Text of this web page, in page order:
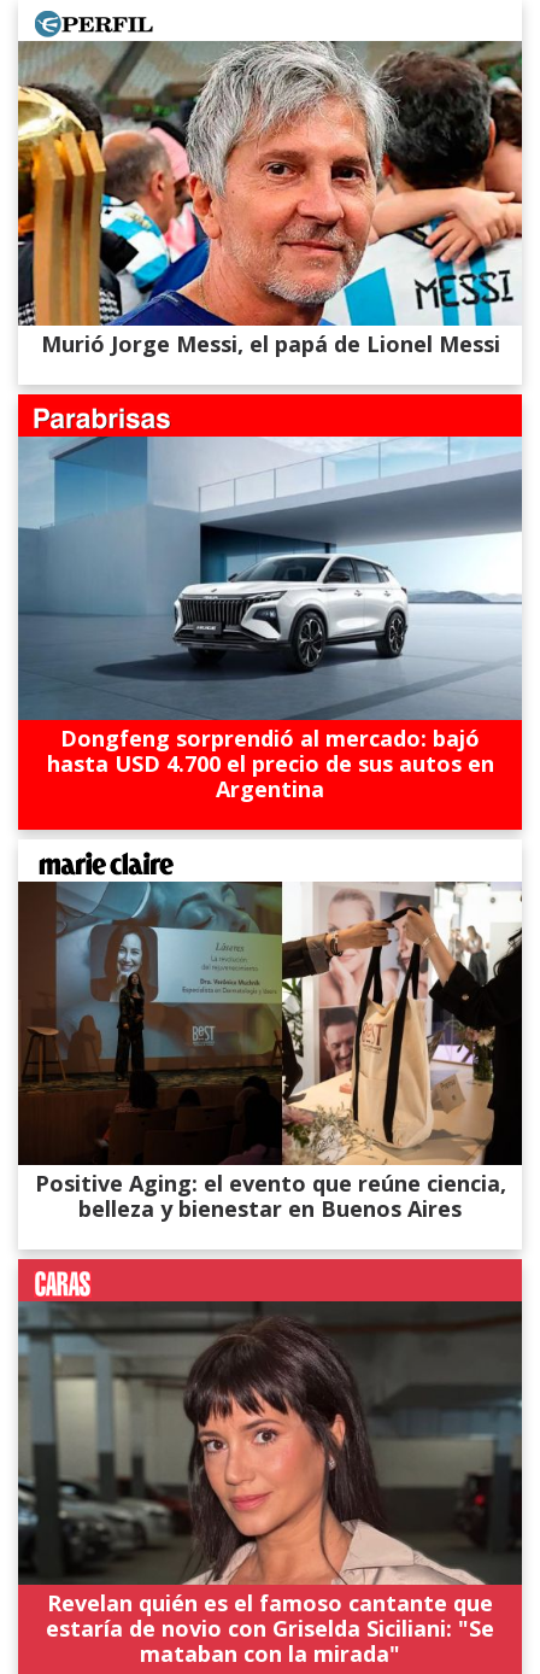
Murió Jorge Messi, el papá de Lionel Messi
Dongfeng sorprendió al mercado: bajó
hasta USD 4.700 el precio de sus autos en
Argentina
Positive Aging: el evento que reúne ciencia,
belleza y bienestar en Buenos Aires
Revelan quién es el famoso cantante que
estaría de novio con Griselda Siciliani: "Se
mataban con la mirada"